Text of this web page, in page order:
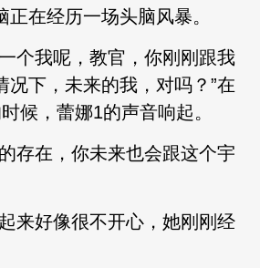
在经历一场头脑风暴。
个我呢，教官，你刚刚跟我
况下，未来的我，对吗？”在
候，蕾娜1的声音响起。
存在，你未来也会跟这个宇
来好像很不开心，她刚刚经